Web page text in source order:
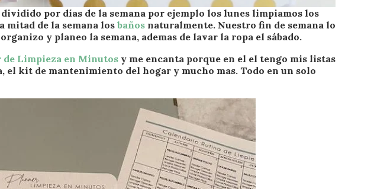
dividido por días de la semana por ejemplo los lunes limpiamos los
mitad de la semana losbaños naturalmente. Nuestro fin de semana lo
organizo y planeo la semana, ademas de lavar la ropa el sábado.
de Limpieza en Minutos y me encanta porque en el el tengo mis listas
el kit de mantenimiento del hogar y mucho mas. Todo en un solo